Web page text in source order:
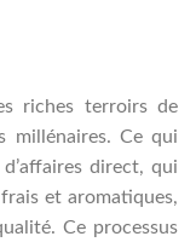
riches terroirs de
millénaires. Ce qui
direct, qui
et aromatiques,
Ce processus